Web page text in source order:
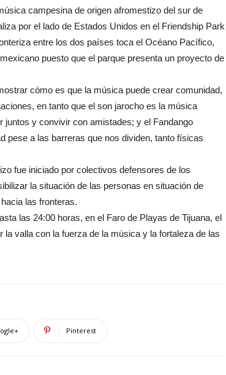
campesina de origen afromestizo del sur de
por el lado de Estados Unidos en el Friendship Park
entre los dos países toca el Océano Pacífico,
puesto que el parque presenta un proyecto de
cómo es que la música puede crear comunidad,
en tanto que el son jarocho es la música
juntos y convivir con amistades; y el Fandango
pese a las barreras que nos dividen, tanto físicas
fue iniciado por colectivos defensores de los
la situación de las personas en situación de
las fronteras.
las 24:00 horas, en el Faro de Playas de Tijuana, el
valla con la fuerza de la música y la fortaleza de las
Pinterest